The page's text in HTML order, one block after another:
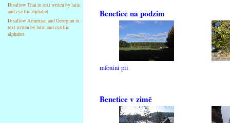
Disallow Thai in text writen by latin
and cyrillic alphabet
Disallow Armenian and Georgian in
text writen by latin and cyrillic
alphabet
Benetice na podzim
mfonini pii
Benetice v zimě